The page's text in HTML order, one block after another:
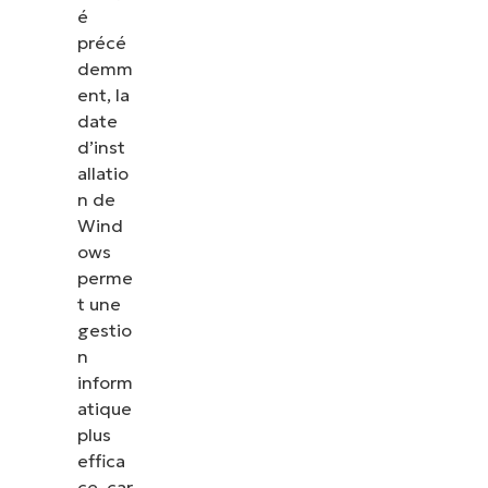
é
précé
demm
ent, la
date
d’inst
allatio
n de
Wind
ows
perme
t une
gestio
n
inform
atique
plus
effica